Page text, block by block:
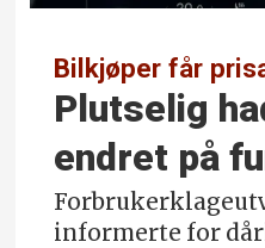
Bilkjøper får
Plutselig
endret på
informerte for